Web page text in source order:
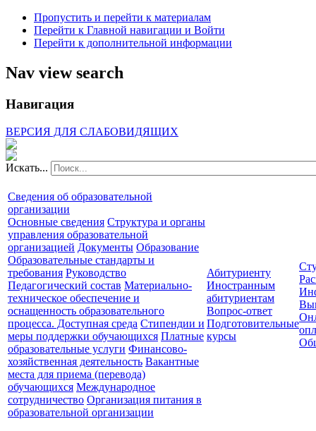
Пропустить и перейти к материалам
Перейти к Главной навигации и Войти
Перейти к дополнительной информации
Nav view search
Навигация
ВЕРСИЯ ДЛЯ СЛАБОВИДЯЩИХ
Искать...
Сведения об образовательной
организации
Основные сведения Структура и органы
управления образовательной
организацией Документы Образование
Образовательные стандарты и
требования Руководство
Педагогический состав Материально-
техническое обеспечение и
оснащенность образовательного
процесса. Доступная среда Стипендии и
меры поддержки обучающихся Платные
образовательные услуги Финансово-
хозяйственная деятельность Вакантные
места для приема (перевода)
обучающихся Международное
сотрудничество Организация питания в
образовательной организации
Абитуриенту
Иностранным
абитуриентам
Вопрос-ответ
Подготовительные
курсы